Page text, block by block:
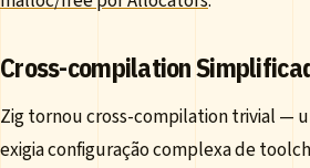
Cross-compilation
Zig tornou cross-compilation trivial —
exigia configuração complexa de